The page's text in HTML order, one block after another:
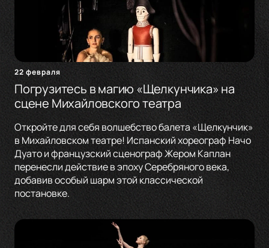
22 февраля
Погрузитесь в магию «Щелкунчика» на
сцене Михайловского театра
Откройте для себя волшебство балета «Щелкунчик»
в Михайловском театре! Испанский хореограф Начо
Дуато и французский сценограф Жером Каплан
перенесли действие в эпоху Серебряного века,
добавив особый шарм этой классической
постановке.